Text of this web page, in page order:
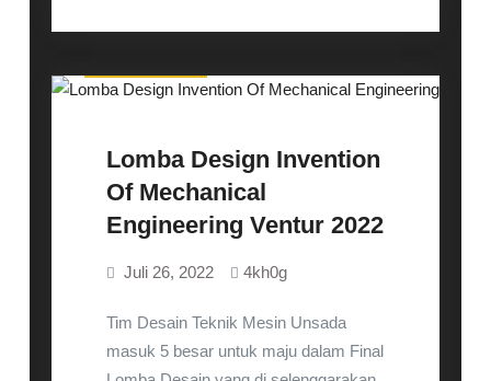
の
明
Lomba Design Invention
Of Mechanical
Engineering Ventur 2022
Juli 26, 2022 4kh0g
Tim Desain Teknik Mesin Unsada
masuk 5 besar untuk maju dalam Final